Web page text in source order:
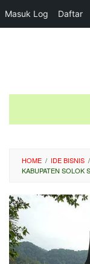
Masuk Log Daftar
HOME / IDE BISNIS /
KABUPATEN SOLOK